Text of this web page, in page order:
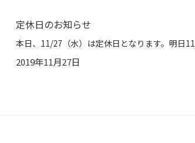
定休日のお知らせ
2019年11月27日